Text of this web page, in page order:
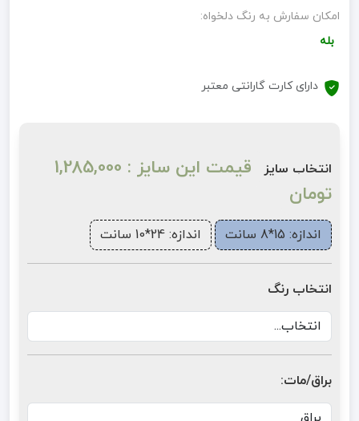
امکان سفارش به رنگ دلخواه:
بله
دارای کارت گارانتی معتبر
انتخاب سایز
قیمت این سایز : 1,285,000
تومان
اندازه: 15*8 سانت اندازه: 24*10 سانت
انتخاب رنگ
براق/مات: